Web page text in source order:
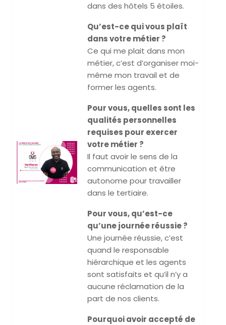
dans des hôtels 5 étoiles.
Qu’est-ce qui vous plaît
dans votre métier ?
Ce qui me plait dans mon
métier, c’est d’organiser moi-
même mon travail et de
former les agents.
Pour vous, quelles sont les
qualités personnelles
requises pour exercer
votre métier ?
Il faut avoir le sens de la
communication et être
autonome pour travailler
dans le tertiaire.
Pour vous, qu’est-ce
qu’une journée réussie ?
Une journée réussie, c’est
quand le responsable
hiérarchique et les agents
sont satisfaits et qu’il n’y a
aucune réclamation de la
part de nos clients.
Pourquoi avoir accepté de